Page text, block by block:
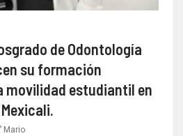
de Odontología
su formación
movilidad estudiantil en
Mario